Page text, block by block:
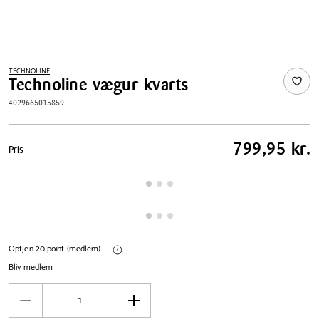
TECHNOLINE
Technoline vægur kvarts
4029665015859
Pris
tabel
Pris 799,95 kr.
Optjen 20 point (medlem)
Bliv medlem
Antal
Øg